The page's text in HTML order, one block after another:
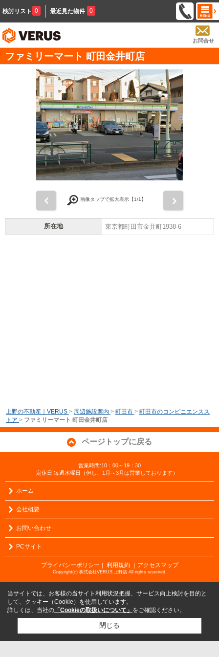
検討リスト 0 最近見た物件 0
お問合せ
ファミリーマート 町田金井町店
画像タップで拡大表示【1/1】
所在地 東京都町田市金井町1938-6
上野の不動産｜VERUS > 周辺施設案内 > 町田市 > 町田市のコンビニエンスス
トア > ファミリーマート 町田金井町店
ページトップに戻る
営業時間:10：00～19：30
定休日:毎週水曜日（但し、1月～3月は営業しております）
ホーム
会社概要
お問い合わせ
PCサイト
プライバシーポリシー ｜ 利用規約 ｜アクセスマップ
Copyright(c) 株式会社VERUS 上野店 All rights reserved.
当サイトでは、お客様の当サイト利用状況把握、サービス向上検討を目的と
して、クッキー（Cookie）を使用しています。
詳しくは、当社の 「Cookieの取扱いについて」 をご確認ください。
閉じる